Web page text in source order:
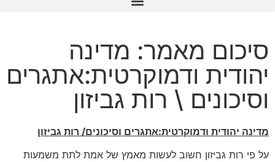
סיכום מאמר: מדינה
יהודית ודמוקרטית:אתגרים
וסיכונים \ רות גביזון
מדינה יהודית ודמוקרטית:אתגרים וסיכונים/ רות גביזון
על פי רות גביזון חשוב לעשות מאמץ של אמת לתת משמעות